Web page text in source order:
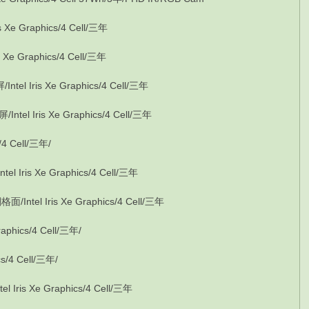
Graphics/4 Cell/三年
Graphics/4 Cell/三年
Iris Xe Graphics/4 Cell/三年
Iris Xe Graphics/4 Cell/三年
Cell/三年/
Iris Xe Graphics/4 Cell/三年
/Intel Iris Xe Graphics/4 Cell/三年
4 Cell/三年/
4 Cell/三年/
Xe Graphics/4 Cell/三年